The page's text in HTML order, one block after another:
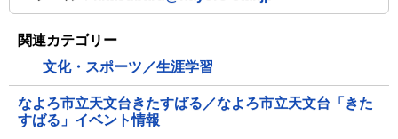
関連カテゴリー
文化・スポーツ／生涯学習
なよろ市立天文台きたすばる／なよろ市立天文台「きた
すばる」イベント情報